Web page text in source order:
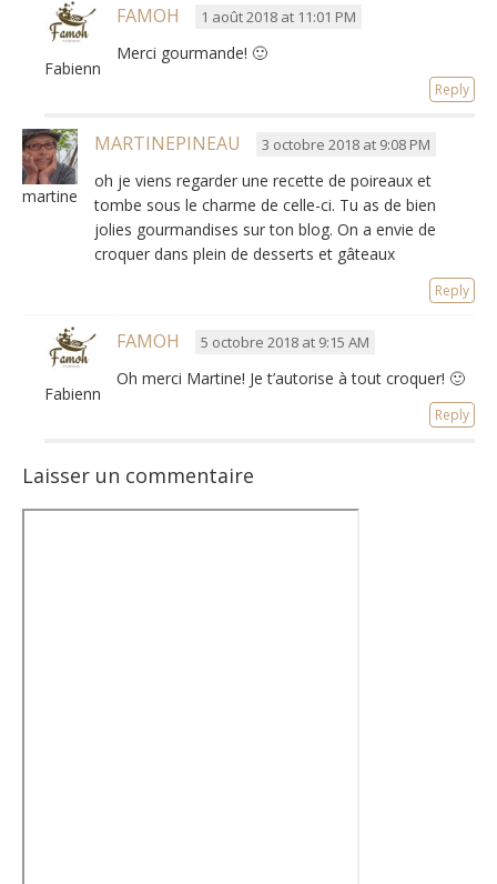
Fabienne
FAMOH 1 août 2018 at 11:01 PM
Merci gourmande! 🙂
Reply
martinepineau
MARTINEPINEAU 3 octobre 2018 at 9:08 PM
oh je viens regarder une recette de poireaux et
tombe sous le charme de celle-ci. Tu as de bien
jolies gourmandises sur ton blog. On a envie de
croquer dans plein de desserts et gâteaux
Reply
Fabienne
FAMOH 5 octobre 2018 at 9:15 AM
Oh merci Martine! Je t’autorise à tout croquer! 🙂
Reply
Laisser un commentaire